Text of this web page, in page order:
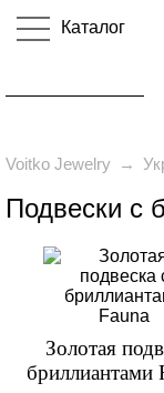
Каталог
Voitko Jewelry →
Подвески с
Золотая
бриллиантами